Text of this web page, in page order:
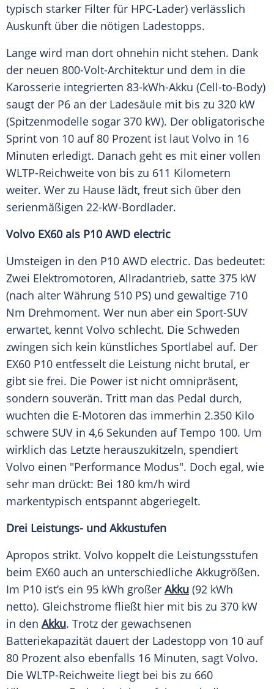
typisch starker Filter für HPC-Lader) verlässlich
Auskunft über die nötigen Ladestopps.
Lange wird man dort ohnehin nicht stehen. Dank
der neuen 800-Volt-Architektur und dem in die
Karosserie integrierten 83-kWh-Akku (Cell-to-Body)
saugt der P6 an der Ladesäule mit bis zu 320 kW
(Spitzenmodelle sogar 370 kW). Der obligatorische
Sprint von 10 auf 80 Prozent ist laut Volvo in 16
Minuten erledigt. Danach geht es mit einer vollen
WLTP-Reichweite von bis zu 611 Kilometern
weiter. Wer zu Hause lädt, freut sich über den
serienmäßigen 22-kW-Bordlader.
Volvo EX60 als P10 AWD electric
Umsteigen in den P10 AWD electric. Das bedeutet:
Zwei Elektromotoren, Allradantrieb, satte 375 kW
(nach alter Währung 510 PS) und gewaltige 710
Nm Drehmoment. Wer nun aber ein Sport-SUV
erwartet, kennt Volvo schlecht. Die Schweden
zwingen sich kein künstliches Sportlabel auf. Der
EX60 P10 entfesselt die Leistung nicht brutal, er
gibt sie frei. Die Power ist nicht omnipräsent,
sondern souverän. Tritt man das Pedal durch,
wuchten die E-Motoren das immerhin 2.350 Kilo
schwere SUV in 4,6 Sekunden auf Tempo 100. Um
wirklich das Letzte herauszukitzeln, spendiert
Volvo einen "Performance Modus". Doch egal, wie
sehr man drückt: Bei 180 km/h wird
markentypisch entspannt abgeriegelt.
Drei Leistungs- und Akkustufen
Apropos strikt. Volvo koppelt die Leistungsstufen
beim EX60 auch an unterschiedliche Akkugrößen.
Im P10 ist’s ein 95 kWh großer Akku (92 kWh
netto). Gleichstrome fließt hier mit bis zu 370 kW
in den Akku. Trotz der gewachsenen
Batteriekapazität dauert der Ladestopp von 10 auf
80 Prozent also ebenfalls 16 Minuten, sagt Volvo.
Die WLTP-Reichweite liegt bei bis zu 660